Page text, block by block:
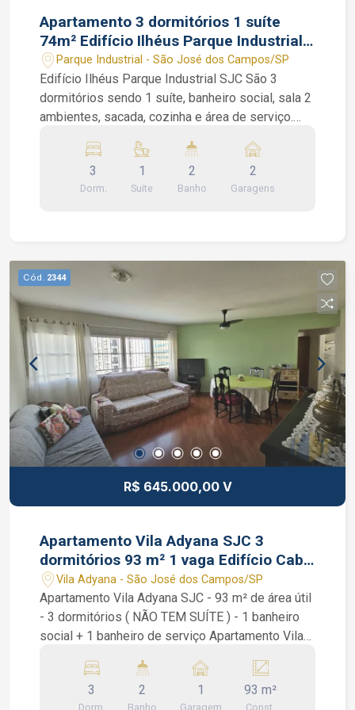
Apartamento 3 dormitórios 1 suíte
74m² Edifício Ilhéus Parque Industrial
SJC SP 2 vagas cobertas
Parque Industrial - São José dos Campos/SP
Edifício Ilhéus Parque Industrial SJC São 3
dormitórios sendo 1 suíte, banheiro social, sala 2
ambientes, sacada, cozinha e área de serviço.
playground e salão de festas. Edifício com torre
única e portaria 24 horas Interessados falar com
corretor de imóveis João Ferreira de CRECI
3
Dorm.
1
Suite
2
Banho
2
Garagens
Cód. 2344
R$ 645.000,00 V
Apartamento Vila Adyana SJC 3
dormitórios 93 m² 1 vaga Edifício Cabo
Kennedy
Vila Adyana - São José dos Campos/SP
Apartamento Vila Adyana SJC - 93 m² de área útil
- 3 dormitórios ( NÃO TEM SUÍTE ) - 1 banheiro
social + 1 banheiro de serviço Apartamento Vila
dormitórios com armários planejados, piso
laminado, banheiro social, sala de 2 ambientes,
3
Dorm.
2
Banho
1
Garagem
93 m²
Const.